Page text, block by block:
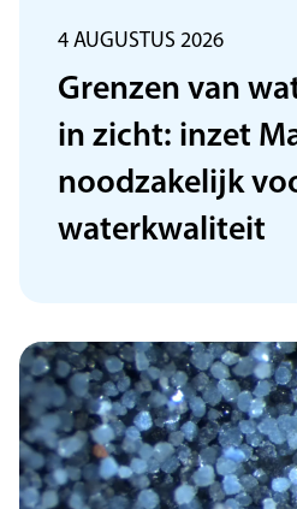
Grenzen van
in zicht: inzet
noodzakelijk
waterkwaliteit
4 AUGUSTUS 2026